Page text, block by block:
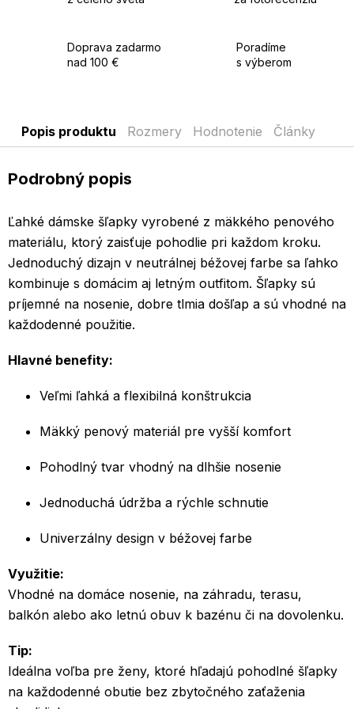
Doprava zadarmo
nad 100 €
Poradíme
s výberom
Popis produktu Rozmery Hodnotenie Články
Podrobný popis
Ľahké dámske šľapky vyrobené z mäkkého penového
materiálu, ktorý zaisťuje pohodlie pri každom kroku.
Jednoduchý dizajn v neutrálnej béžovej farbe sa ľahko
kombinuje s domácim aj letným outfitom. Šľapky sú
príjemné na nosenie, dobre tlmia došľap a sú vhodné na
každodenné použitie.
Hlavné benefity:
Veľmi ľahká a flexibilná konštrukcia
Mäkký penový materiál pre vyšší komfort
Pohodlný tvar vhodný na dlhšie nosenie
Jednoduchá údržba a rýchle schnutie
Univerzálny design v béžovej farbe
Využitie:
Vhodné na domáce nosenie, na záhradu, terasu,
balkón alebo ako letnú obuv k bazénu či na dovolenku.
Tip:
Ideálna voľba pre ženy, ktoré hľadajú pohodlné šľapky
na každodenné obutie bez zbytočného zaťaženia